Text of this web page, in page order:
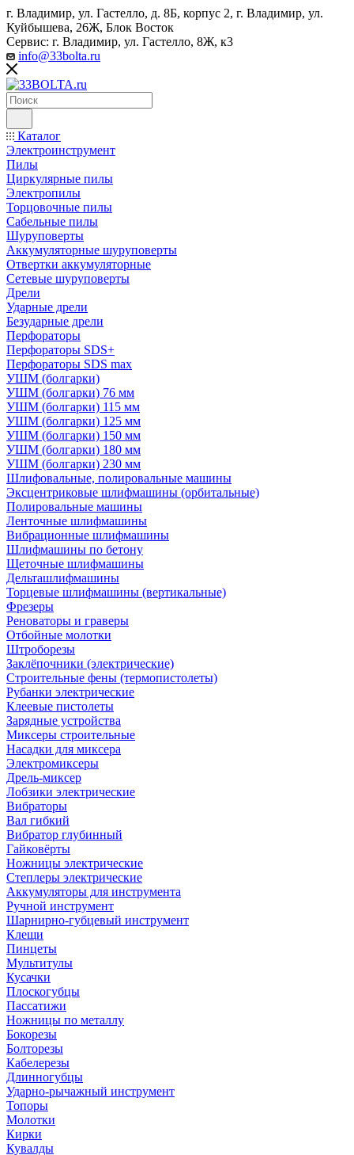
г. Владимир, ул. Гастелло, д. 8Б, корпус 2, г. Владимир, ул. ​
Куйбышева, 26Ж, Блок Восток
Сервис: г. Владимир, ул. Гастелло, 8Ж, к3
info@33bolta.ru
Каталог
Электроинструмент
Пилы
Циркулярные пилы
Электропилы
Торцовочные пилы
Сабельные пилы
Шуруповерты
Аккумуляторные шуруповерты
Отвертки аккумуляторные
Сетевые шуруповерты
Дрели
Ударные дрели
Безударные дрели
Перфораторы
Перфораторы SDS+
Перфораторы SDS max
УШМ (болгарки)
УШМ (болгарки) 76 мм
УШМ (болгарки) 115 мм
УШМ (болгарки) 125 мм
УШМ (болгарки) 150 мм
УШМ (болгарки) 180 мм
УШМ (болгарки) 230 мм
Шлифовальные, полировальные машины
Эксцентриковые шлифмашины (орбитальные)
Полировальные машины
Ленточные шлифмашины
Вибрационные шлифмашины
Шлифмашины по бетону
Щеточные шлифмашины
Дельташлифмашины
Торцевые шлифмашины (вертикальные)
Фрезеры
Реноваторы и граверы
Отбойные молотки
Штроборезы
Заклёпочники (электрические)
Строительные фены (термопистолеты)
Рубанки электрические
Клеевые пистолеты
Зарядные устройства
Миксеры строительные
Насадки для миксера
Электромиксеры
Дрель-миксер
Лобзики электрические
Вибраторы
Вал гибкий
Вибратор глубинный
Гайковёрты
Ножницы электрические
Степлеры электрические
Аккумуляторы для инструмента
Ручной инструмент
Шарнирно-губцевый инструмент
Клещи
Пинцеты
Мультитулы
Кусачки
Плоскогубцы
Пассатижи
Ножницы по металлу
Бокорезы
Болторезы
Кабелерезы
Длинногубцы
Ударно-рычажный инструмент
Топоры
Молотки
Кирки
Кувалды